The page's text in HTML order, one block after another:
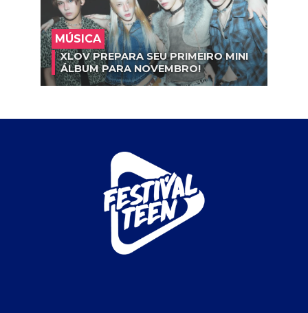
MÚSICA
XLOV PREPARA SEU PRIMEIRO MINI
ÁLBUM PARA NOVEMBRO!